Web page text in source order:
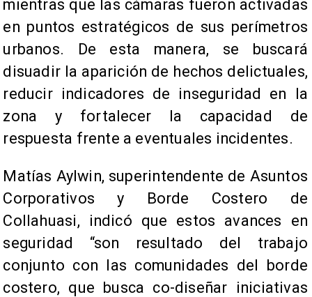
mientras que las cámaras fueron activadas
en puntos estratégicos de sus perímetros
urbanos. De esta manera, se buscará
disuadir la aparición de hechos delictuales,
reducir indicadores de inseguridad en la
zona y fortalecer la capacidad de
respuesta frente a eventuales incidentes.
Matías Aylwin, superintendente de Asuntos
Corporativos y Borde Costero de
Collahuasi, indicó que estos avances en
seguridad “son resultado del trabajo
conjunto con las comunidades del borde
costero, que busca co-diseñar iniciativas